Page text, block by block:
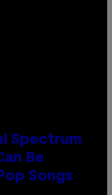
Spectrum
Be
Songs